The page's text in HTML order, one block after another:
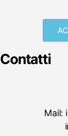
Contatti
Mail: